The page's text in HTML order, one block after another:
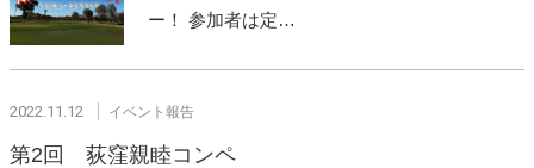
ー！ 参加者は定…
2022.11.12 イベント報告
第2回 荻窪親睦コンペ